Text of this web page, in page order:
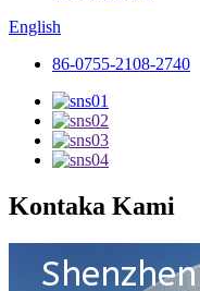
English
86-0755-2108-2740
Kontaka Kami